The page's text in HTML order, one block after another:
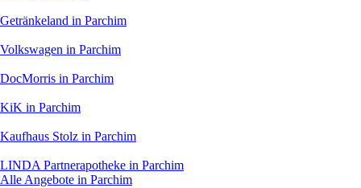
Getränkeland in Parchim
Volkswagen in Parchim
DocMorris in Parchim
KiK in Parchim
Kaufhaus Stolz in Parchim
LINDA Partnerapotheke in Parchim
Alle Angebote in Parchim